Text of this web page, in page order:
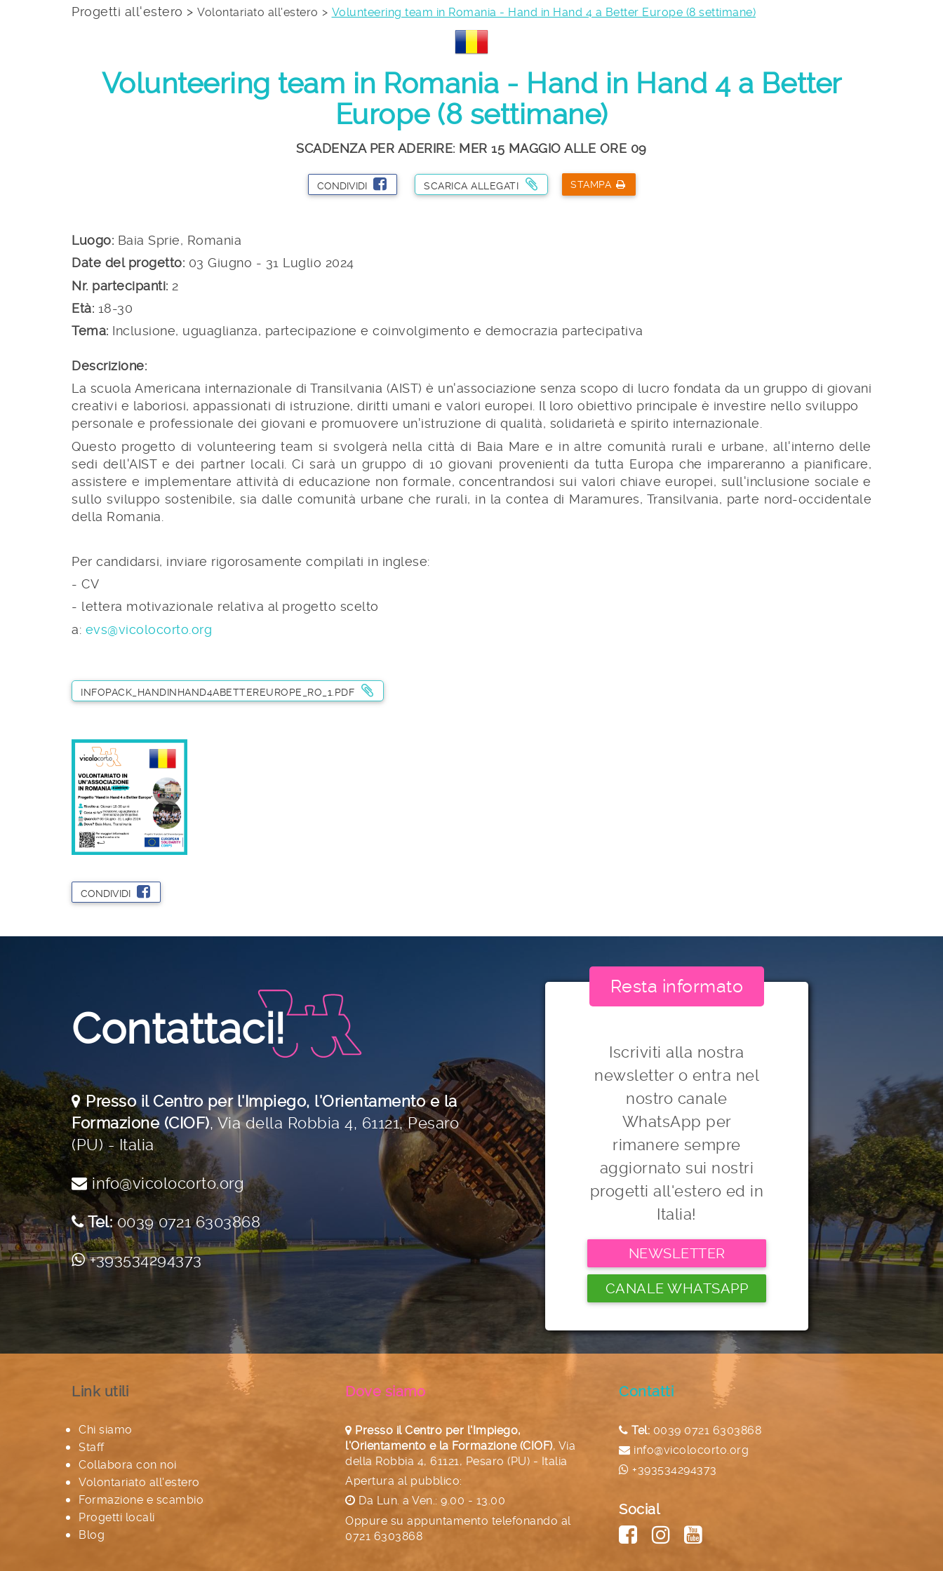
Progetti all'estero > Volontariato all'estero Volunteering team in Romania - Hand in Hand 4 a Better Europe (8 settimane)
Volunteering team in Romania - Hand in Hand 4 a Better
Europe (8 settimane)
SCADENZA PER ADERIRE: MER 15 MAGGIO ALLE ORE 09
CONDIVIDI SCARICA ALLEGATI STAMPA
Luogo: Baia Sprie, Romania
Date del progetto: 03 Giugno - 31 Luglio 2024
Nr. partecipanti: 2
Età: 18-30
Tema: Inclusione, uguaglianza, partecipazione e coinvolgimento e democrazia partecipativa
Descrizione:
La scuola Americana internazionale di Transilvania (AIST) è un'associazione senza scopo di lucro fondata da un gruppo di giovani
creativi e laboriosi, appassionati di istruzione, diritti umani e valori europei. Il loro obiettivo principale è investire nello sviluppo
personale e professionale dei giovani e promuovere un'istruzione di qualità, solidarietà e spirito internazionale.
Questo progetto di volunteering team si svolgerà nella città di Baia Mare e in altre comunità rurali e urbane, all'interno delle
sedi dell'AIST e dei partner locali. Ci sarà un gruppo di 10 giovani provenienti da tutta Europa che impareranno a pianificare,
assistere e implementare attività di educazione non formale, concentrandosi sui valori chiave europei, sull'inclusione sociale e
sullo sviluppo sostenibile, sia dalle comunità urbane che rurali, in la contea di Maramures, Transilvania, parte nord-occidentale
della Romania.
Per candidarsi, inviare rigorosamente compilati in inglese:
- CV
- lettera motivazionale relativa al progetto scelto
a: evs@vicolocorto.org
INFOPACK_HANDINHAND4ABETTEREUROPE_RO_1.PDF
CONDIVIDI
Contattaci!
Presso il Centro per l'Impiego, l'Orientamento e la
Formazione (CIOF), Via della Robbia 4, 61121, Pesaro
(PU) - Italia
info@vicolocorto.org
Tel: 0039 0721 6303868
+393534294373
Resta informato
Iscriviti alla nostra
newsletter o entra nel
nostro canale
WhatsApp per
rimanere sempre
aggiornato sui nostri
progetti all'estero ed in
Italia!
NEWSLETTER
CANALE WHATSAPP
Link utili
Chi siamo
Staff
Collabora con noi
Volontariato all'estero
Formazione e scambio
Progetti locali
Blog
Dove siamo
Presso il Centro per l'Impiego,
l'Orientamento e la Formazione (CIOF), Via
della Robbia 4, 61121, Pesaro (PU) - Italia
Apertura al pubblico:
Da Lun. a Ven.: 9.00 - 13.00
Oppure su appuntamento telefonando al
0721 6303868
Contatti
Tel: 0039 0721 6303868
info@vicolocorto.org
+393534294373
Social